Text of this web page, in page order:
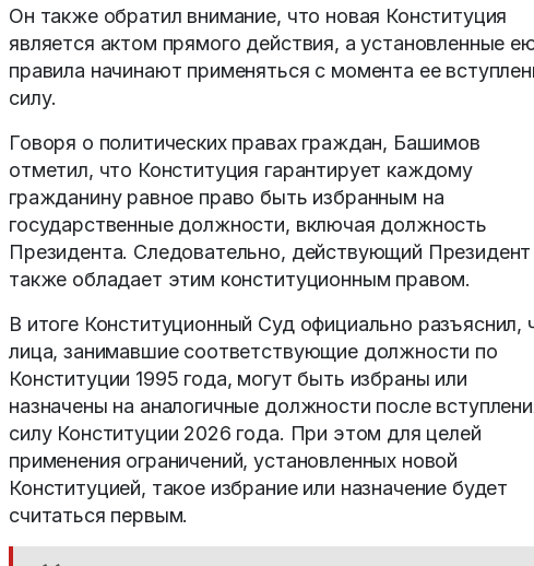
Он также обратил внимание, что новая Конституция
является актом прямого действия, а установленные
правила начинают применяться с момента ее
силу.
Говоря о политических правах граждан, Башимов
отметил, что Конституция гарантирует каждому
гражданину равное право быть избранным на
государственные должности, включая должность
Президента. Следовательно, действующий Президент
также обладает этим конституционным правом.
В итоге Конституционный Суд официально разъяснил,
лица, занимавшие соответствующие должности по
Конституции 1995 года, могут быть избраны или
назначены на аналогичные должности после
силу Конституции 2026 года. При этом для целей
применения ограничений, установленных новой
Конституцией, такое избрание или назначение будет
считаться первым.